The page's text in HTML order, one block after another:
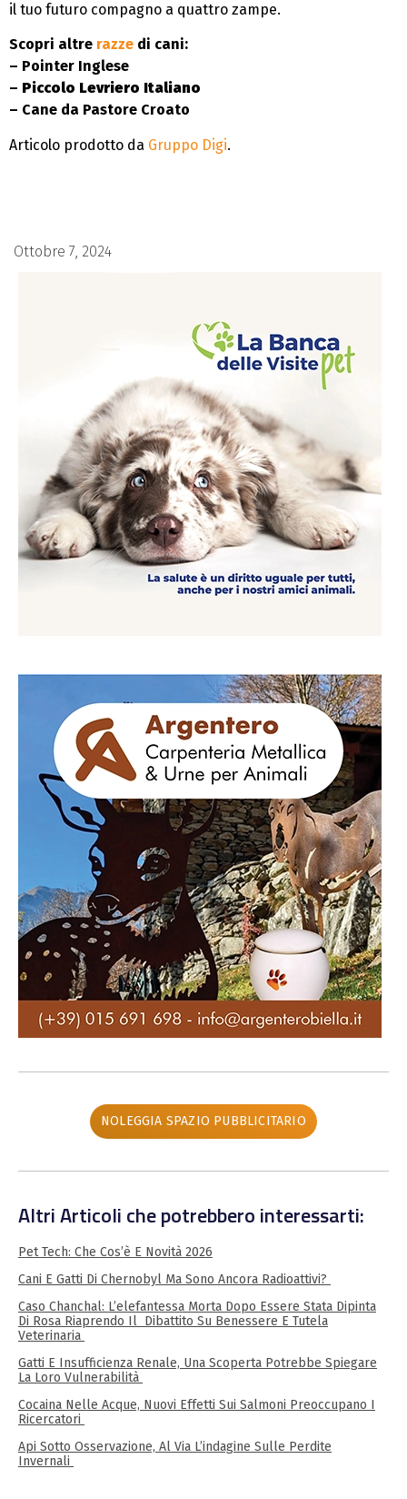
il tuo futuro compagno a quattro zampe.
Scopri altre razze di cani:
– Pointer Inglese
– Piccolo Levriero Italiano
– Cane da Pastore Croato
Articolo prodotto da Gruppo Digi.
Ottobre 7, 2024
NOLEGGIA SPAZIO PUBBLICITARIO
Altri Articoli che potrebbero interessarti:
Pet Tech: Che Cos’è E Novità 2026
Cani E Gatti Di Chernobyl Ma Sono Ancora Radioattivi?
Caso Chanchal: L’elefantessa Morta Dopo Essere Stata Dipinta
Di Rosa Riaprendo Il Dibattito Su Benessere E Tutela
Veterinaria
Gatti E Insufficienza Renale, Una Scoperta Potrebbe Spiegare
La Loro Vulnerabilità
Cocaina Nelle Acque, Nuovi Effetti Sui Salmoni Preoccupano I
Ricercatori
Api Sotto Osservazione, Al Via L’indagine Sulle Perdite
Invernali